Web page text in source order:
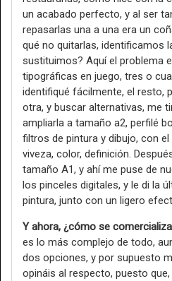
un acabado perfecto, y al ser
repasarlas una a una era un
qué no quitarlas, identificamos
sustituimos? Aquí el problema
tipográficas en juego, tres o
identifiqué fácilmente, el resto,
otra, y buscar alternativas, me
ampliarla a tamaño a2, perfilé
filtros de pintura y dibujo, con
viveza, color, definición.
tamaño A1, y ahí me puse de
los pinceles digitales, y le di la
pintura, junto con un ligero
Y ahora, ¿cómo se
es lo más complejo de todo,
dos opciones, y por supuesto
opináis al respecto, puesto